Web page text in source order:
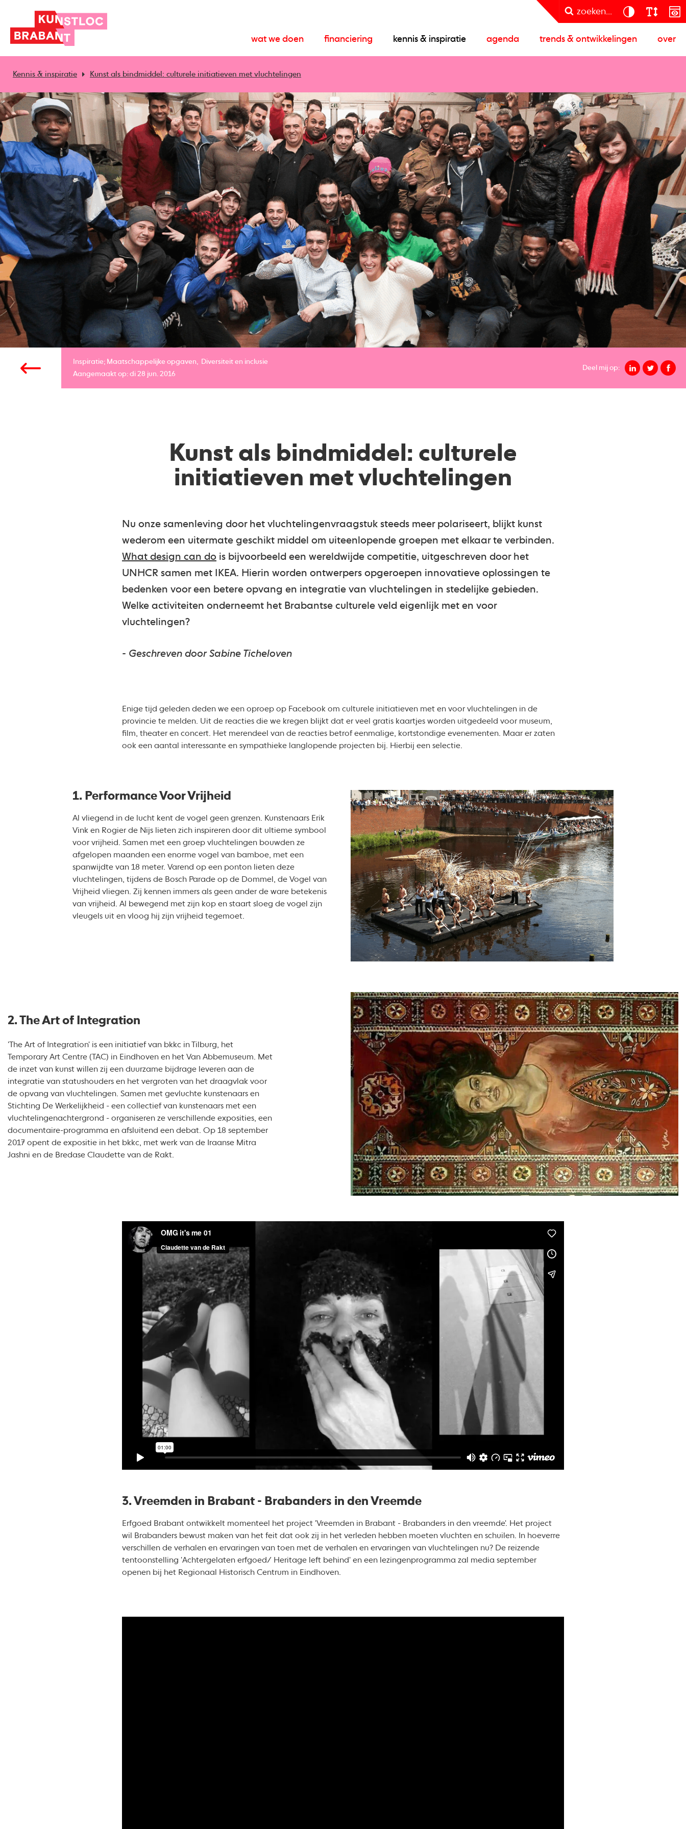
zoeken...
wat we doen financiering kennis & inspiratie agenda trends & ontwikkelingen over
Kennis & inspiratie Kunst als bindmiddel: culturele initiatieven met vluchtelingen
Inspiratie; Maatschappelijke opgaven
Diversiteit en inclusie
Aangemaakt op: di 28 jun. 2016
Deel mij op:
Kunst als bindmiddel: culturele
initiatieven met vluchtelingen
Nu onze samenleving door het vluchtelingenvraagstuk steeds meer polariseert, blijkt kunst
wederom een uitermate geschikt middel om uiteenlopende groepen met elkaar te verbinden.
What design can do is bijvoorbeeld een wereldwijde competitie, uitgeschreven door het
UNHCR samen met IKEA. Hierin worden ontwerpers opgeroepen innovatieve oplossingen te
bedenken voor een betere opvang en integratie van vluchtelingen in stedelijke gebieden.
Welke activiteiten onderneemt het Brabantse culturele veld eigenlijk met en voor
vluchtelingen?
- Geschreven door Sabine Ticheloven
Enige tijd geleden deden we een oproep op Facebook om culturele initiatieven met en voor vluchtelingen in de
provincie te melden. Uit de reacties die we kregen blijkt dat er veel gratis kaartjes worden uitgedeeld voor museum,
film, theater en concert. Het merendeel van de reacties betrof eenmalige, kortstondige evenementen. Maar er zaten
ook een aantal interessante en sympathieke langlopende projecten bij. Hierbij een selectie.
1. Performance Voor Vrijheid
Al vliegend in de lucht kent de vogel geen grenzen. Kunstenaars Erik
Vink en Rogier de Nijs lieten zich inspireren door dit ultieme symbool
voor vrijheid. Samen met een groep vluchtelingen bouwden ze
afgelopen maanden een enorme vogel van bamboe, met een
spanwijdte van 18 meter. Varend op een ponton lieten deze
vluchtelingen, tijdens de Bosch Parade op de Dommel, de Vogel van
Vrijheid vliegen. Zij kennen immers als geen ander de ware betekenis
van vrijheid. Al bewegend met zijn kop en staart sloeg de vogel zijn
vleugels uit en vloog hij zijn vrijheid tegemoet.
2. The Art of Integration
'The Art of Integration' is een initiatief van bkkc in Tilburg, het
Temporary Art Centre (TAC) in Eindhoven en het Van Abbemuseum. Met
de inzet van kunst willen zij een duurzame bijdrage leveren aan de
integratie van statushouders en het vergroten van het draagvlak voor
de opvang van vluchtelingen. Samen met gevluchte kunstenaars en
Stichting De Werkelijkheid - een collectief van kunstenaars met een
vluchtelingenachtergrond - organiseren ze verschillende exposities, een
documentaire-programma en afsluitend een debat. Op 18 september
2017 opent de expositie in het bkkc, met werk van de Iraanse Mitra
Jashni en de Bredase Claudette van de Rakt.
3. Vreemden in Brabant - Brabanders in den Vreemde
Erfgoed Brabant ontwikkelt momenteel het project 'Vreemden in Brabant - Brabanders in den vreemde'. Het project
wil Brabanders bewust maken van het feit dat ook zij in het verleden hebben moeten vluchten en schuilen. In hoeverre
verschillen de verhalen en ervaringen van toen met de verhalen en ervaringen van vluchtelingen nu? De reizende
tentoonstelling 'Achtergelaten erfgoed/ Heritage left behind' en een lezingenprogramma zal media september
openen bij het Regionaal Historisch Centrum in Eindhoven.